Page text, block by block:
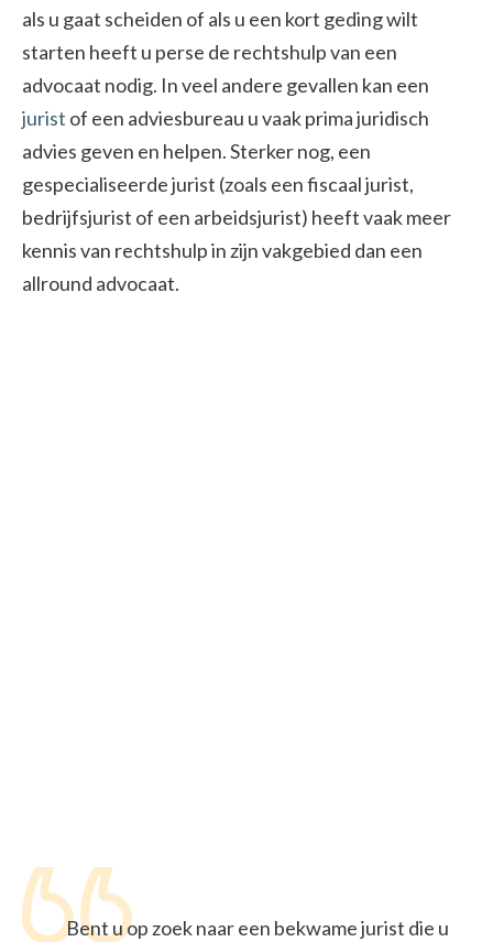
als u gaat scheiden of als u een kort geding wilt
starten heeft u perse de rechtshulp van een
advocaat nodig. In veel andere gevallen kan een
jurist of een adviesbureau u vaak prima juridisch
advies geven en helpen. Sterker nog, een
gespecialiseerde jurist (zoals een fiscaal jurist,
bedrijfsjurist of een arbeidsjurist) heeft vaak meer
kennis van rechtshulp in zijn vakgebied dan een
allround advocaat.
Bent u op zoek naar een bekwame jurist die u